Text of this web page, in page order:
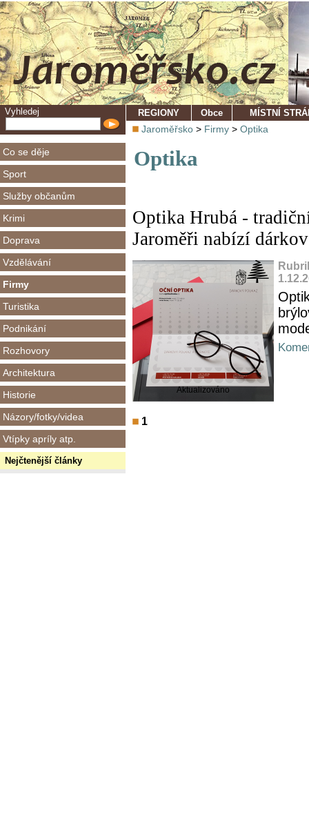
Vyhledej
Co se děje
Sport
Služby občanům
Krimi
Doprava
Vzdělávání
Firmy
Turistika
Podnikání
Rozhovory
Architektura
Historie
Názory/fotky/videa
Vtípky apríly atp.
Nejčtenější články
REGIONY Obce MÍSTNÍ
Jaroměřsko > Firmy > Optika
Optika
Optika Hrubá -
Jaroměři nabízí
Aktualizováno
1